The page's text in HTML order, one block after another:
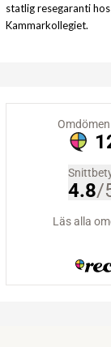
statlig resegaranti hos
Kammarkollegiet.